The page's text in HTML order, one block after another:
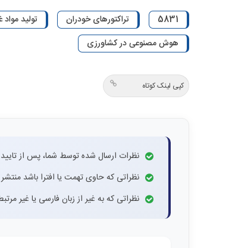
5831 تراکتورهای خودران تولید
هوش مصنوعی در کشاورزی
کپی لینک کوتاه
نظرات ارسال شده توسط شما، پس از
نظراتی که حاوی تهمت یا افترا باشد
نظراتی که به غیر از زبان فارسی یا غیر